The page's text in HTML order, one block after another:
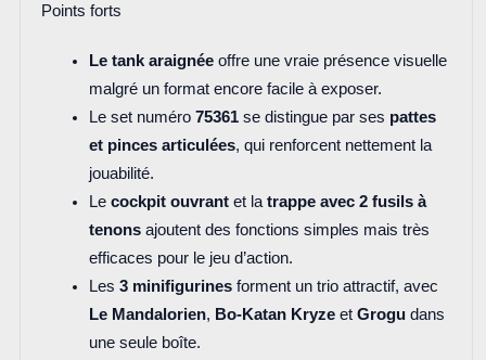
Points forts
Le tank araignéeoffre une vraie présence visuelle
malgré un format encore facile à exposer.
Le set numéro 75361se distingue par ses pattes
et pinces articulées, qui renforcent nettement la
jouabilité.
Le cockpit ouvrantet la trappe avec 2 fusils à
tenonsajoutent des fonctions simples mais très
efficaces pour le jeu d’action.
Les 3 minifigurinesforment un trio attractif, avec
Le Mandalorien, Bo-Katan Kryzeet Grogudans
une seule boîte.